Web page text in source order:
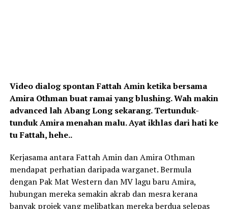
Video dialog spontan Fattah Amin ketika bersama
Amira Othman buat ramai yang blushing. Wah makin
advanced lah Abang Long sekarang. Tertunduk-
tunduk Amira menahan malu. Ayat ikhlas dari hati ke
tu Fattah, hehe..
Kerjasama antara Fattah Amin dan Amira Othman
mendapat perhatian daripada warganet. Bermula
dengan Pak Mat Western dan MV lagu baru Amira,
hubungan mereka semakin akrab dan mesra kerana
banyak projek yang melibatkan mereka berdua selepas